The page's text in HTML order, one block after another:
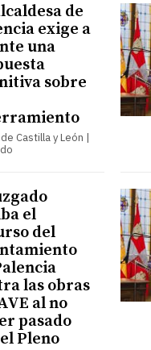
de
exige a
una
sobre
Castilla y León |
el
del
las obras
al no
pasado
Pleno